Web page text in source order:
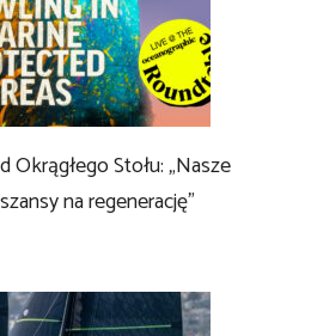
Stołu: „Nasze
na regenerację”